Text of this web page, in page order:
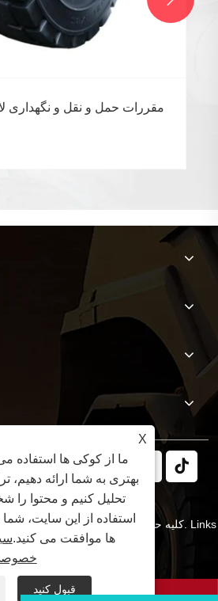
کپی رایت © 2025 JABIL Rubber Co., Ltd. کلیه حقوق محفوظ است. Links
سیاست حفظ حریم خصوصی
X
ما از کوکی ها استفاده
بهتری به شما ارائه دهیم،
تحلیل کنیم و محتوا را
استفاده از این سایت،
ها موافقت می کنید.
قبول کنید